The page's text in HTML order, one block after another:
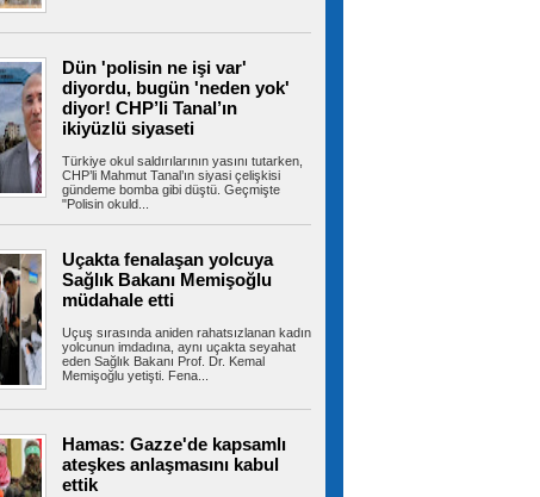
ve Toplumsal Bütünleşmenin...
Fenerbahçe ArsaVev geri döndü!
Tur için avantajı kaptı
Fenerbahçe ArsaVev, UEFA Kadınlar
Şampiyonlar Ligi 2. Ön Eleme Turu yarı...
şenlikle sona erdi
Esenler Belediyesi koordinasyonunda
düzenlenen Esenler Yaz Okulları, 6 hafta...
İran'dan Hürmüz açıklaması:
İran Dışişleri Bakanlığı Sözcüsü İsmail Bekayi,
İran ile Umman'ın Hürmüz...
Dün 'polisin ne işi var'
diyordu, bugün 'neden yok'
diyor! CHP’li Tanal’ın
ikiyüzlü siyaseti
Türkiye okul saldırılarının yasını tutarken,
CHP’li Mahmut Tanal’ın siyasi çelişkisi
gündeme bomba gibi düştü. Geçmişte
"Polisin okuld...
Uçakta fenalaşan yolcuya
Sağlık Bakanı Memişoğlu
müdahale etti
Uçuş sırasında aniden rahatsızlanan kadın
yolcunun imdadına, aynı uçakta seyahat
eden Sağlık Bakanı Prof. Dr. Kemal
Memişoğlu yetişti. Fena...
Hamas: Gazze'de kapsamlı
ateşkes anlaşmasını kabul
ettik